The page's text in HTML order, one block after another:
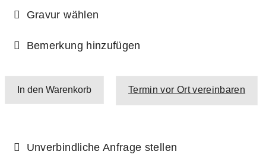
Gravur wählen
Bemerkung hinzufügen
In den Warenkorb Termin vor Ort vereinbaren
Unverbindliche Anfrage stellen